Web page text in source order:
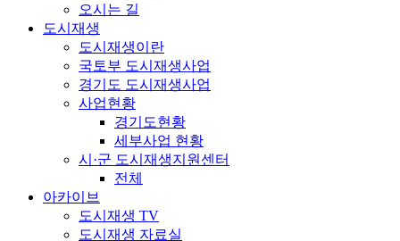
오시는 길
도시재생
도시재생이란
국토부 도시재생사업
경기도 도시재생사업
사업현황
경기도현황
세부사업 현황
시·군 도시재생지원센터
전체
아카이브
도시재생 TV
도시재생 자료실